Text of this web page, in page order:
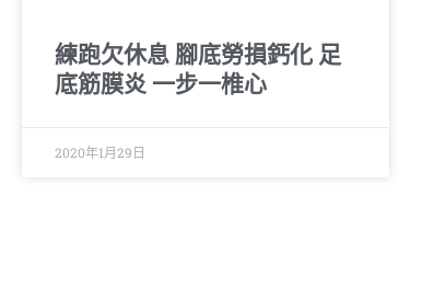
練跑欠休息 腳底勞損鈣化 足
底筋膜炎 一步一椎心
2020年1月29日